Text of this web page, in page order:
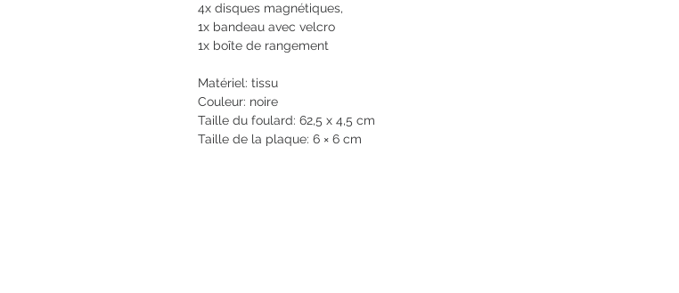
4x disques magnétiques,
1x bandeau avec velcro
1x boîte de rangement
Matériel: tissu
Couleur: noire
Taille du foulard: 62,5 x 4,5 cm
Taille de la plaque: 6 × 6 cm